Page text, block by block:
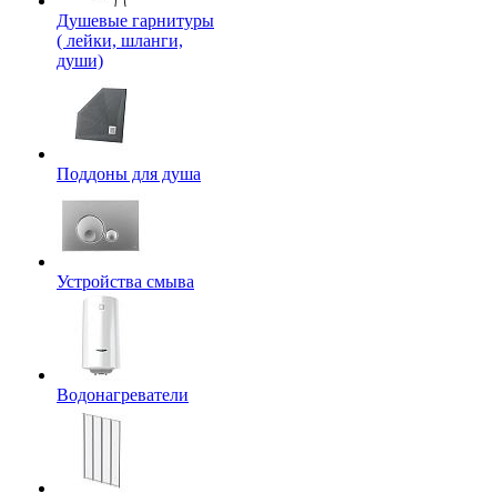
Душевые гарнитуры
( лейки, шланги,
души)
Поддоны для душа
Устройства смыва
Водонагреватели